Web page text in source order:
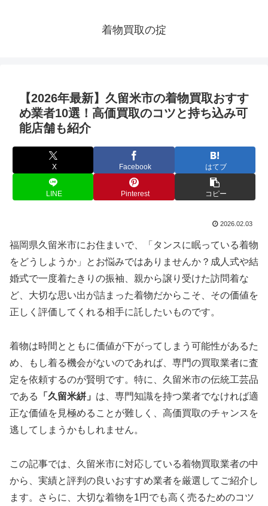
着物買取の掟
【2026年最新】久留米市の着物買取おすす
め業者10選！高価買取のコツと持ち込み可
能店舗も紹介
X Facebook はてブ
LINE Pinterest コピー
2026.02.03
福岡県久留米市にお住まいで、「タンスに眠っている着物
をどうしようか」とお悩みではありませんか？成人式や結
婚式で一度着たきりの振袖、親から譲り受けた訪問着な
ど、大切な思い出が詰まった着物だからこそ、その価値を
正しく評価してくれる相手に託したいものです。
着物は時間とともに価値が下がってしまう可能性があるた
め、もし着る機会がないのであれば、専門の買取業者に査
定を依頼するのが賢明です。特に、久留米市の伝統工芸品
である
「久留米絣」 は、専門知識を持つ業者でなければ適
正な価値を見極めることが難しく、高価買取のチャンスを
逃してしまうかもしれません。
この記事では、久留米市に対応している着物買取業者の中
から、実績と評判の良いおすすめ業者を厳選してご紹介し
ます。さらに、大切な着物を1円でも高く売るためのコツ